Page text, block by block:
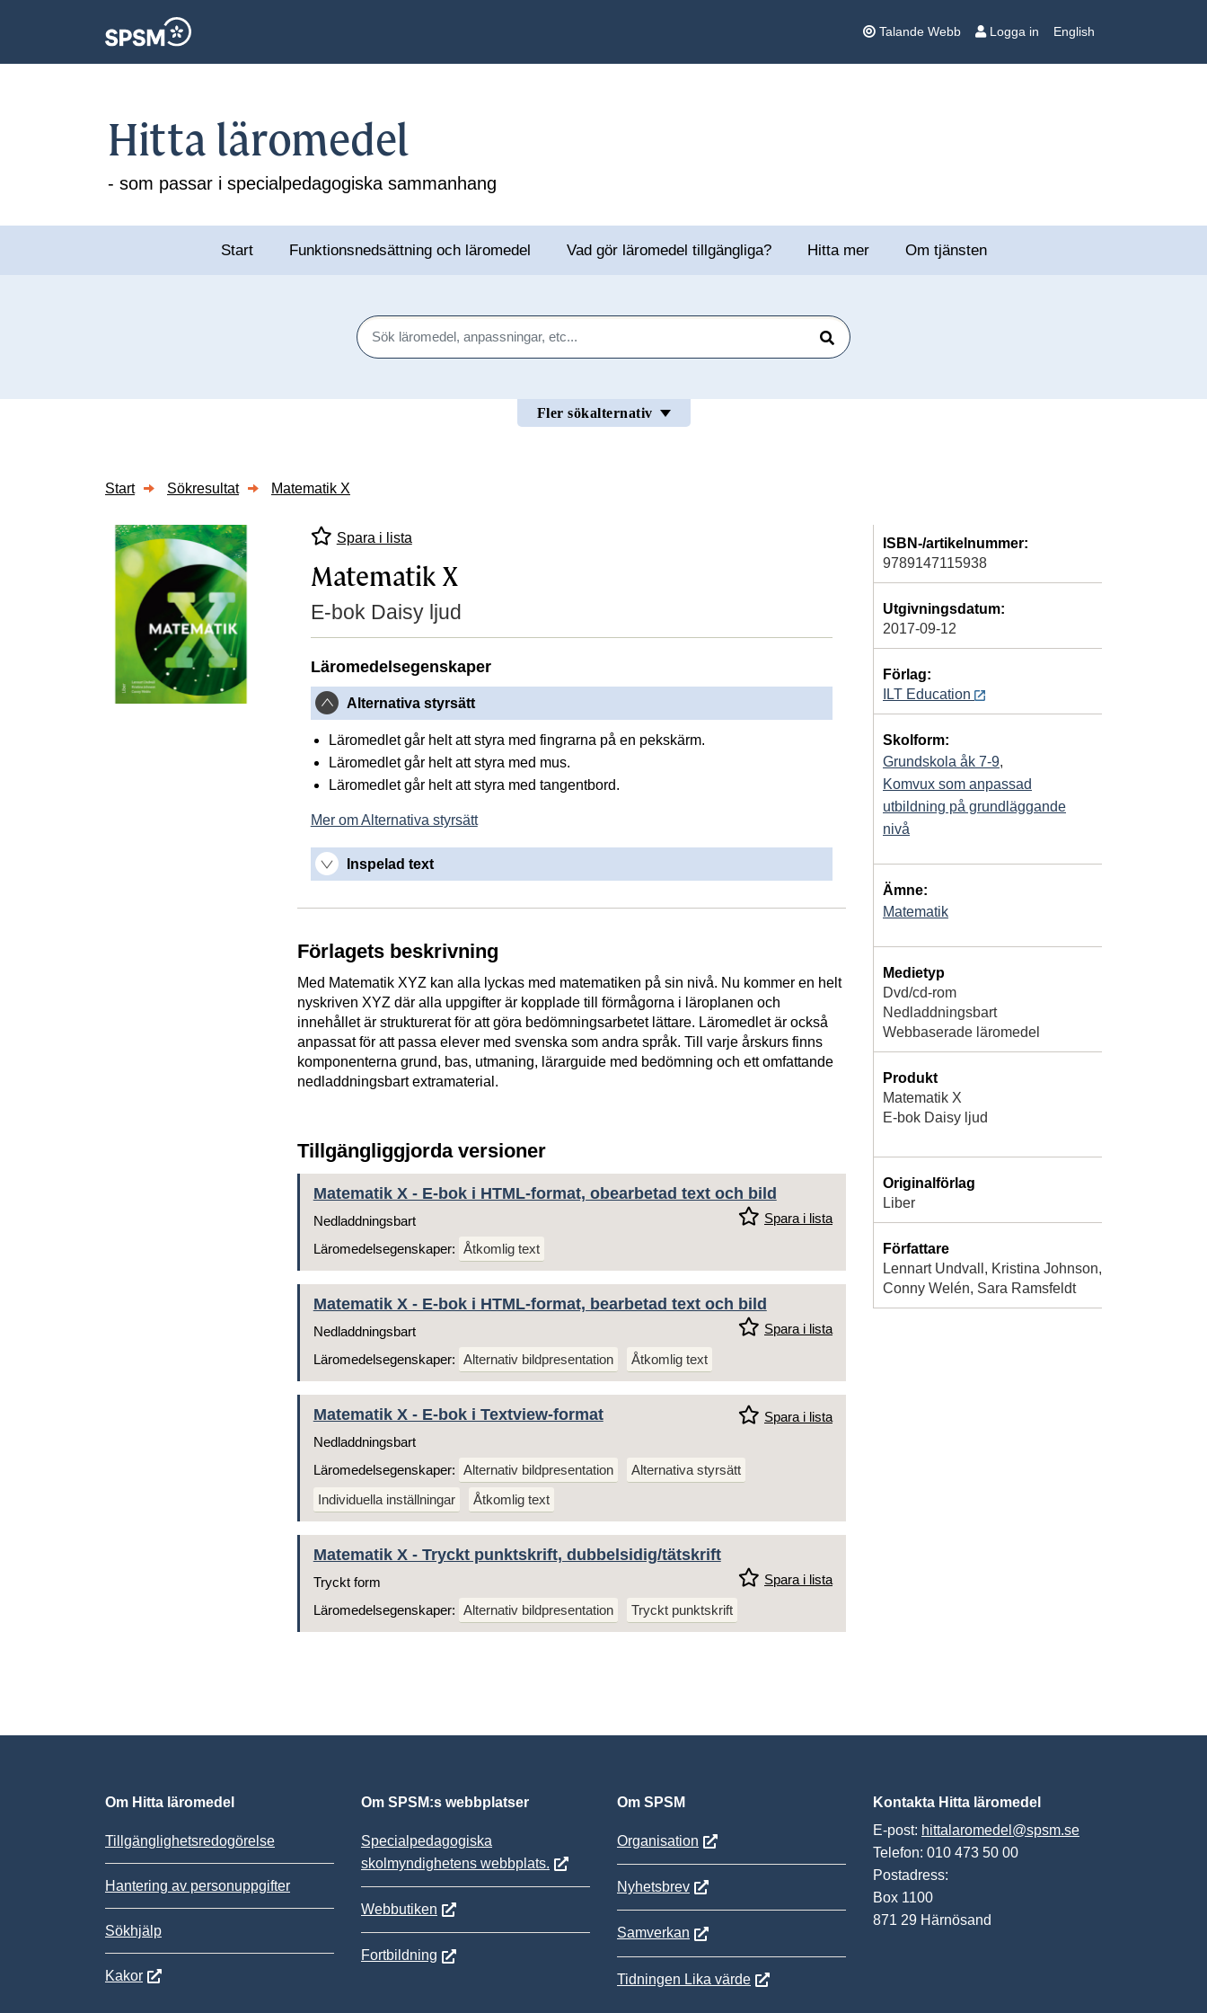
Talande Webb Logga in English
Hitta läromedel
- som passar i specialpedagogiska sammanhang
Start Funktionsnedsättning och läromedel Vad gör läromedel tillgängliga? Hitta mer Om tjänsten
Sök
Sök
Fler sökalternativ
Start Sökresultat Matematik X
Spara i lista
Matematik X
E-bok Daisy ljud
Läromedelsegenskaper
Alternativa styrsätt
Läromedlet går helt att styra med fingrarna på en pekskärm.
Läromedlet går helt att styra med mus.
Läromedlet går helt att styra med tangentbord.
Mer om Alternativa styrsätt
Inspelad text
Förlagets beskrivning
Med Matematik XYZ kan alla lyckas med matematiken på sin nivå. Nu kommer en helt
nyskriven XYZ där alla uppgifter är kopplade till förmågorna i läroplanen och
innehållet är strukturerat för att göra bedömningsarbetet lättare. Läromedlet är också
anpassat för att passa elever med svenska som andra språk. Till varje årskurs finns
komponenterna grund, bas, utmaning, lärarguide med bedömning och ett omfattande
nedladdningsbart extramaterial.
Tillgängliggjorda versioner
Matematik X - E-bok i HTML-format, obearbetad text och bild
Spara i lista
Nedladdningsbart
Läromedelsegenskaper: Åtkomlig text
Matematik X - E-bok i HTML-format, bearbetad text och bild
Spara i lista
Nedladdningsbart
Läromedelsegenskaper: Alternativ bildpresentation Åtkomlig text
Matematik X - E-bok i Textview-format
Spara i lista
Nedladdningsbart
Läromedelsegenskaper: Alternativ bildpresentation
Alternativa styrsätt
Individuella inställningar
Åtkomlig text
Matematik X - Tryckt punktskrift, dubbelsidig/tätskrift
Spara i lista
Tryckt form
Läromedelsegenskaper: Alternativ bildpresentation Tryckt punktskrift
ISBN-/artikelnummer:
9789147115938
Utgivningsdatum:
2017-09-12
Förlag:
ILT Education
Skolform:
Grundskola åk 7-9,
Komvux som anpassad
utbildning på grundläggande
nivå
Ämne:
Matematik
Medietyp
Dvd/cd-rom
Nedladdningsbart
Webbaserade läromedel
Produkt
Matematik X
E-bok Daisy ljud
Originalförlag
Liber
Författare
Lennart Undvall, Kristina Johnson,
Conny Welén, Sara Ramsfeldt
Om Hitta läromedel
Tillgänglighetsredogörelse
Hantering av personuppgifter
Sökhjälp
Kakor
Om SPSM:s webbplatser
Specialpedagogiska
skolmyndighetens webbplats.
Webbutiken
Fortbildning
Om SPSM
Organisation
Nyhetsbrev
Samverkan
Tidningen Lika värde
Kontakta Hitta läromedel
E-post: hittalaromedel@spsm.se
Telefon: 010 473 50 00
Postadress:
Box 1100
871 29 Härnösand